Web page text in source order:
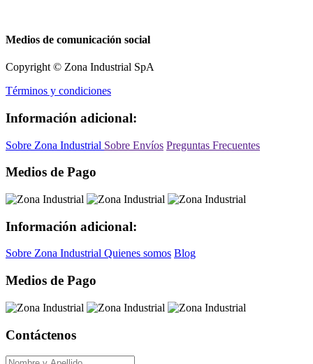
Medios de comunicación social
Copyright © Zona Industrial SpA
Términos y condiciones
Información adicional:
Sobre Zona Industrial Sobre Envíos Preguntas Frecuentes
Medios de Pago
Información adicional:
Sobre Zona Industrial Quienes somos Blog
Medios de Pago
Contáctenos